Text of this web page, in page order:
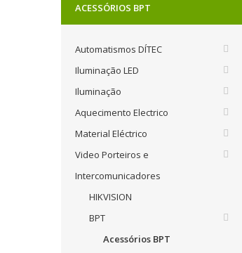
ACESSÓRIOS BPT
Automatismos DÍTEC
Iluminação LED
Iluminação
Aquecimento Electrico
Material Eléctrico
Video Porteiros e
Intercomunicadores
HIKVISION
BPT
Acessórios BPT